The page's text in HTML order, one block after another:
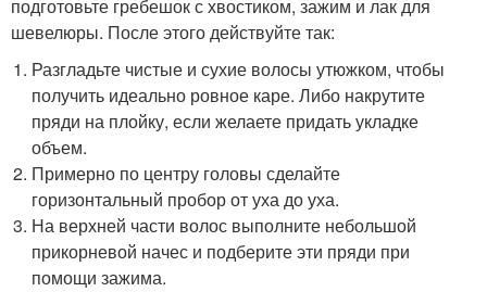
подготовьте гребешок с хвостиком, зажим и лак для
шевелюры. После этого действуйте так:
Разгладьте чистые и сухие волосы утюжком, чтобы
получить идеально ровное каре. Либо накрутите
пряди на плойку, если желаете придать укладке
объем.
Примерно по центру головы сделайте
горизонтальный пробор от уха до уха.
На верхней части волос выполните небольшой
прикорневой начес и подберите эти пряди при
помощи зажима.